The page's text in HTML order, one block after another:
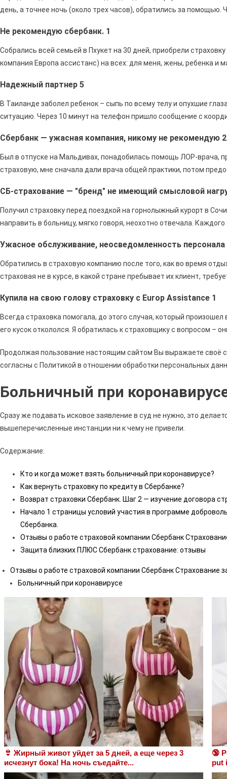
день, а точнее ночь (около трех часов), обратились за помощью.
Не рекомендую сбербанк. 1
Собрались всей семьей в Пхукет на 30 дней, приобрели
компания Европа ассистанс) на всех: для меня, жены, ребенка и
Надежный партнер 5
В Таиланде заболел ребенок – сыпь по всему телу и опухшие
ситуацию. Через 10 минут на телефон пришло сообщение с
Сбербанк — ужасная компания, никому не рекомендую 2
Был в отпуске на Мальдивах, понадобилась помощь ЛОР-врача,
страховую, мне сначала дали врача общей практики, потом
СБ-страхование — "бренд" не имеющий смысловой
Получил страховку перед поездкой на горнолыжный курорт в
направить в больницу, мягко говоря, неохотно отвечала.
Ужасное обслуживание, неосведомленность персонала
Обратились в страховую компанию после того, как во время
страховая не в курсе, в какой стране пребывает их клиент,
Купила на свою голову страховку с Europ Assistance 1
Всегда страховка помогала, до этого случая, который
его кусок откололся. Я обратилась к страховщику с вопросом –
Продолжая пользование настоящим сайтом Вы выражаете своё
согласны с Политикой в отношении обработки персональных
Больничный при
Сразу же подавать исковое заявление в суд не нужно, это
вышеперечисленные инстанции ни к чему не привели.
Содержание:
Кто и когда может взять больничный при коронавирусе?
Как вернуть страховку по кредиту в Сбербанке?
Возврат страховки Сбербанк. Шаг 2 — изучение договора
Начало 1 страницы условий участия в программе
Сбербанка.
Отзывы о работе страховой компании Сбербанк
Защита близких ПЛЮС Сбербанк страхование: отзывы
Отзывы о работе страховой компании Сбербанк Страхование
Больничный при коронавирусе
👙 Жирный живот уйдет за 5 дней, а еще через 3
исчезнут бока! На ночь съедайте...
🔞
put